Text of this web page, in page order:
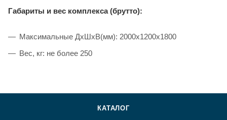
Габариты и вес комплекса (брутто):
Максимальные ДхШхВ(мм): 2000х1200х1800
Вес, кг: не более 250
КАТАЛОГ